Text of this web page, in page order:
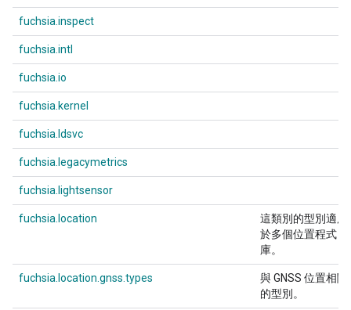
fuchsia.inspect
fuchsia.intl
fuchsia.io
fuchsia.kernel
fuchsia.ldsvc
fuchsia.legacymetrics
fuchsia.lightsensor
fuchsia.location
這類別的型別適用
於多個位置程式
庫。
fuchsia.location.gnss.types
與 GNSS 位置相關
的型別。